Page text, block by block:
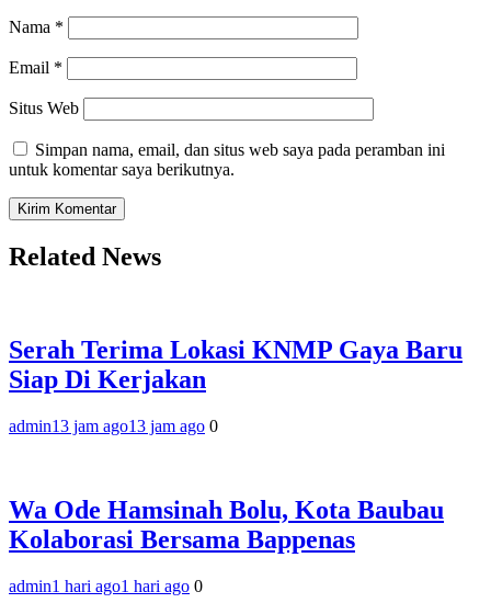
Nama *
Email *
Situs Web
Simpan nama, email, dan situs web saya pada peramban ini
untuk komentar saya berikutnya.
Related News
Serah Terima Lokasi KNMP Gaya Baru
Siap Di Kerjakan
admin13 jam ago13 jam ago 0
Wa Ode Hamsinah Bolu, Kota Baubau
Kolaborasi Bersama Bappenas
admin1 hari ago1 hari ago 0